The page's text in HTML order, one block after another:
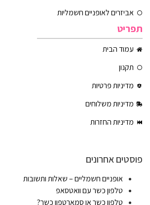
אביזרים לאופניים חשמליות
תפריט
עמוד הבית
תקנון
מדיניות פרטיות
מדיניות משלוחים
מדיניות החזרות
פוסטים אחרונים
אופניים חשמליים – שאלות ותשובות
טלפון כשר עם וואטסאפ
טלפון כשר או סמארטפון כשר?